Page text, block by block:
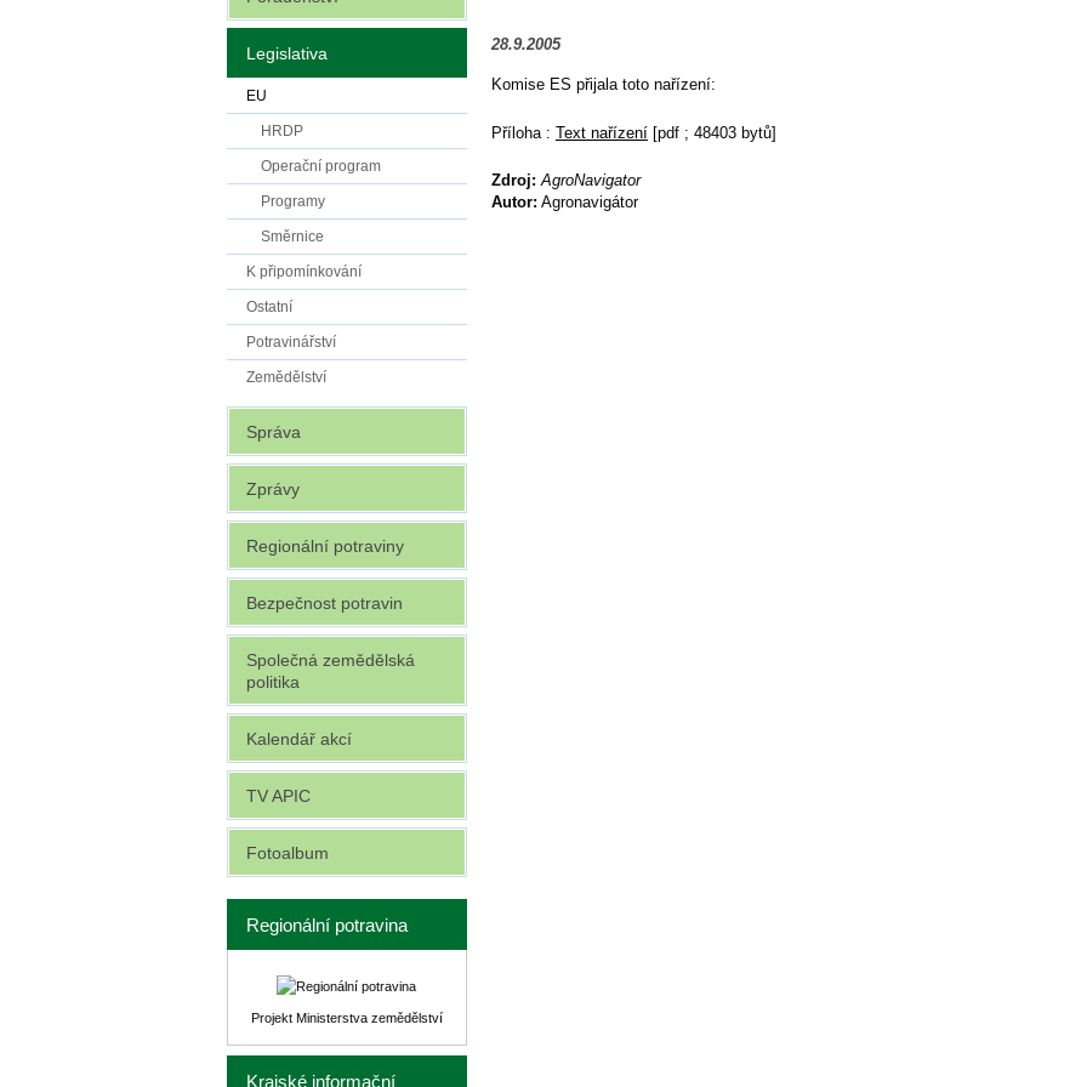
28.9.2005
Komise ES přijala toto nařízení:
Příloha : Text nařízení[pdf ; 48403 bytů]
Zdroj: AgroNavigator
Autor: Agronavigátor
Legislativa
EU
HRDP
Operační program
Programy
Směrnice
K připomínkování
Ostatní
Potravinářství
Zemědělství
Správa
Zprávy
Regionální potraviny
Bezpečnost potravin
Společná zemědělská
politika
Kalendář akcí
TV APIC
Fotoalbum
Regionální potravina
Projekt Ministerstva zemědělství
Krajské informační